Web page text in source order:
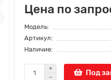
Цена по
Модель:
Артикул:
Наличие:
Под